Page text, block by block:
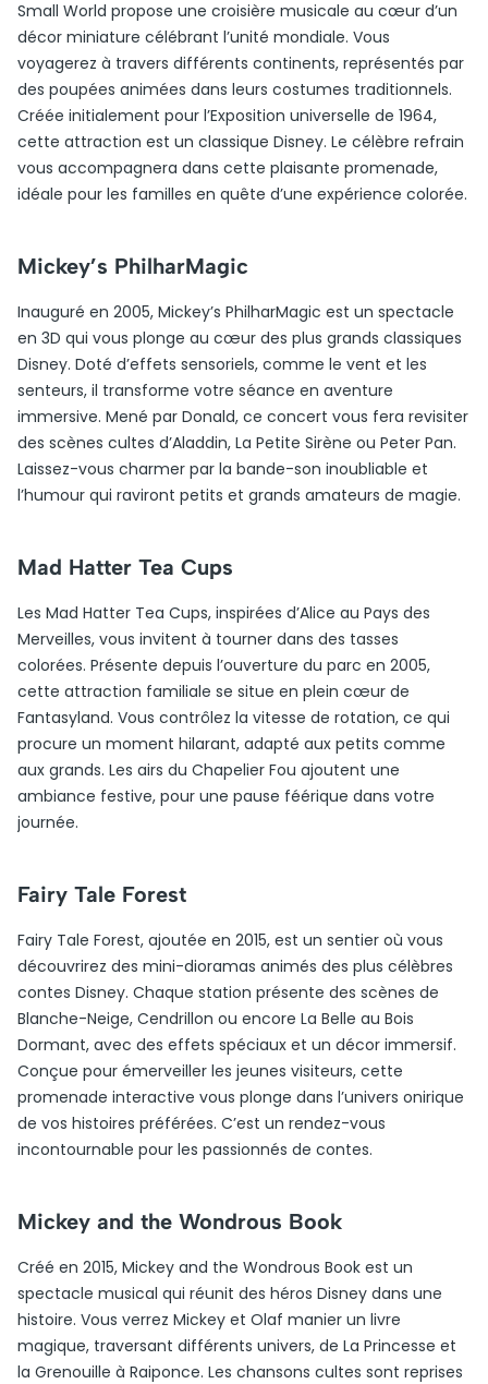
Small World propose une croisière musicale au cœur d’un
décor miniature célébrant l’unité mondiale. Vous
voyagerez à travers différents continents, représentés par
des poupées animées dans leurs costumes traditionnels.
Créée initialement pour l’Exposition universelle de 1964,
cette attraction est un classique Disney. Le célèbre refrain
vous accompagnera dans cette plaisante promenade,
idéale pour les familles en quête d’une expérience colorée.
Mickey’s PhilharMagic
Inauguré en 2005, Mickey’s PhilharMagic est un spectacle
en 3D qui vous plonge au cœur des plus grands classiques
Disney. Doté d’effets sensoriels, comme le vent et les
senteurs, il transforme votre séance en aventure
immersive. Mené par Donald, ce concert vous fera revisiter
des scènes cultes d’Aladdin, La Petite Sirène ou Peter Pan.
Laissez-vous charmer par la bande-son inoubliable et
l’humour qui raviront petits et grands amateurs de magie.
Mad Hatter Tea Cups
Les Mad Hatter Tea Cups, inspirées d’Alice au Pays des
Merveilles, vous invitent à tourner dans des tasses
colorées. Présente depuis l’ouverture du parc en 2005,
cette attraction familiale se situe en plein cœur de
Fantasyland. Vous contrôlez la vitesse de rotation, ce qui
procure un moment hilarant, adapté aux petits comme
aux grands. Les airs du Chapelier Fou ajoutent une
ambiance festive, pour une pause féérique dans votre
journée.
Fairy Tale Forest
Fairy Tale Forest, ajoutée en 2015, est un sentier où vous
découvrirez des mini-dioramas animés des plus célèbres
contes Disney. Chaque station présente des scènes de
Blanche-Neige, Cendrillon ou encore La Belle au Bois
Dormant, avec des effets spéciaux et un décor immersif.
Conçue pour émerveiller les jeunes visiteurs, cette
promenade interactive vous plonge dans l’univers onirique
de vos histoires préférées. C’est un rendez-vous
incontournable pour les passionnés de contes.
Mickey and the Wondrous Book
Créé en 2015, Mickey and the Wondrous Book est un
spectacle musical qui réunit des héros Disney dans une
histoire. Vous verrez Mickey et Olaf manier un livre
magique, traversant différents univers, de La Princesse et
la Grenouille à Raiponce. Les chansons cultes sont reprises